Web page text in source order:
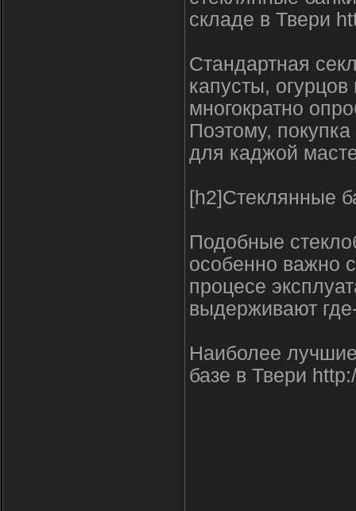
складе в Твери
Стандартная
капусты,
многократно
Поэтому,
для каджой
[h2]Стеклянные
Подобные
особенно важно
процесе
выдерживают
Наиболее
базе в Твери